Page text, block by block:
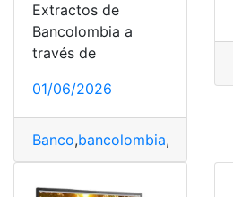
Extractos de
Bancolombia a
través de
01/06/2026
Banco,bancolombia,